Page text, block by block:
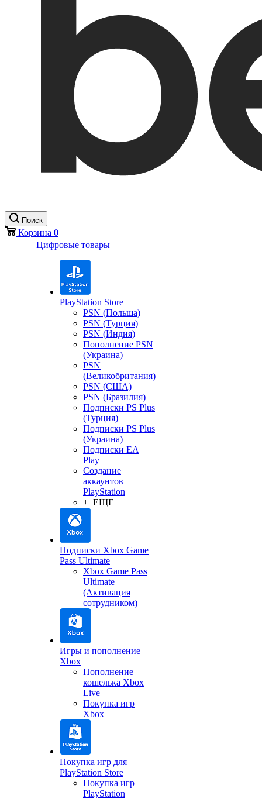
Поиск
Корзина 0
Цифровые товары
PlayStation Store
PSN (Польша)
PSN (Турция)
PSN (Индия)
Пополнение PSN
(Украина)
PSN
(Великобритания)
PSN (США)
PSN (Бразилия)
Подписки PS Plus
(Турция)
Подписки PS Plus
(Украина)
Подписки EA
Play
Создание
аккаунтов
PlayStation
+ ЕЩЕ
Подписки Xbox Game
Pass Ultimate
Xbox Game Pass
Ultimate
(Активация
сотрудником)
Игры и пополнение
Xbox
Пополнение
кошелька Xbox
Live
Покупка игр
Xbox
Покупка игр для
PlayStation Store
Покупка игр
PlayStation